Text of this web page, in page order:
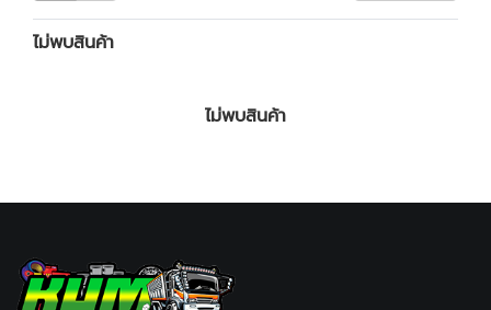
ไม่พบสินค้า
ไม่พบสินค้า